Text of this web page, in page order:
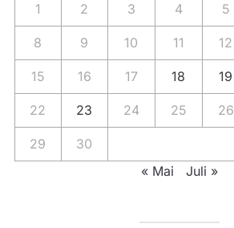
1 2 3 4 5
8 9 10 11 12
15 16 17 18 19
22 23 24 25 26
29
30
« Mai
Juli »